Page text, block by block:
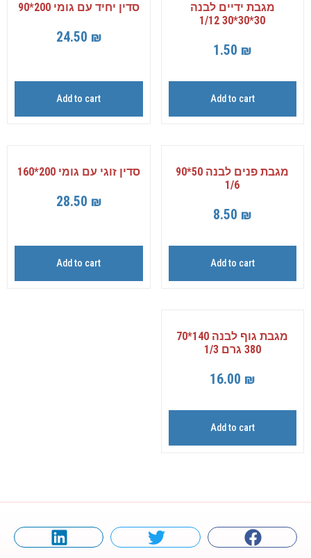
מגבת ידיים לבנה
30*30*30 1/12
1.50 ₪
Add to cart
סדין יחיד עם גומי 200*90
24.50 ₪
Add to cart
מגבת פנים לבנה 50*90
1/6
8.50 ₪
Add to cart
סדין זוגי עם גומי 200*160
28.50 ₪
Add to cart
מגבת גוף לבנה 140*70
380 גרם 1/3
16.00 ₪
Add to cart